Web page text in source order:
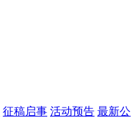
征稿启事 活动预告 最新公